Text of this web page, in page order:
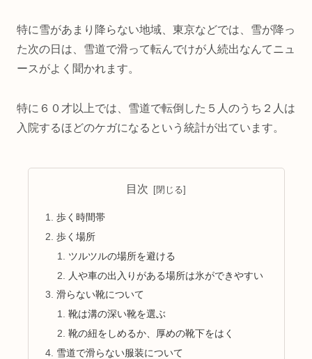
特に雪があまり降らない地域、東京などでは、雪が降っ
た次の日は、雪道で滑って転んでけが人続出なんてニュ
ースがよく聞かれます。
特に６０才以上では、雪道で転倒した５人のうち２人は
入院するほどのケガになるという統計が出ています。
目次
歩く時間帯
歩く場所
ツルツルの場所を避ける
人や車の出入りがある場所は氷ができやすい
滑らない靴について
靴は溝の深い靴を選ぶ
靴の紐をしめるか、厚めの靴下をはく
雪道で滑らない服装について